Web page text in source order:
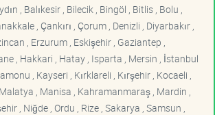
, Balıkesir , Bilecik , Bingöl , Bitlis , Bolu ,
, Çankırı , Çorum , Denizli , Diyarbakır ,
, Erzurum , Eskişehir , Gaziantep ,
, Hakkari , Hatay , Isparta , Mersin , İstanbul
, Kayseri , Kırklareli , Kırşehir , Kocaeli ,
, Manisa , Kahramanmaraş , Mardin ,
, Niğde , Ordu , Rize , Sakarya , Samsun ,